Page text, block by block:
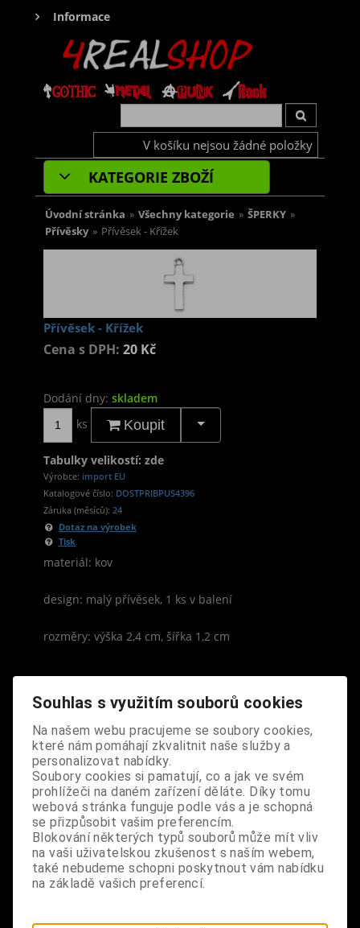
Informace
V košíku nejsou žádné položky
KATEGORIE ZBOŽÍ
Úvodní stránka » Všechny kategorie » ŠPERKY »
Přívěsky » Přívěsek - Křížek
Přívěsek - Křížek
Cena s DPH: 20 Kč
Dodání dny: skladem
ks
Koupit
Tabulky velikostí: zde
Výrobce: import EU
Katalogové číslo: DOSTPRIBPUS4396
Záruka (měsíců): 24
Dotaz na výrobek
Tisk
materiál: kov
design: malý přívěsek, 1 ks v balení
rozměry: výška 2,4 cm, šířka 1,2 cm
S výrobkem se také prodává
Souhlas s využitím souborů cookies
Na našem webu pracujeme se soubory cookies,
které nám pomáhají zkvalitnit naše služby a
personalizovat nabídky.
Soubory cookies si pamatují, co a jak ve svém
prohlížeči na daném zařízení děláte. Díky tomu
webová stránka funguje podle vás a je schopná
se přizpůsobit vašim preferencím.
Blokování některých typů souborů může mít vliv
na vaši uživatelskou zkušenost s naším webem,
také nebudeme schopni poskytnout vám nabídku
na základě vašich preferencí.